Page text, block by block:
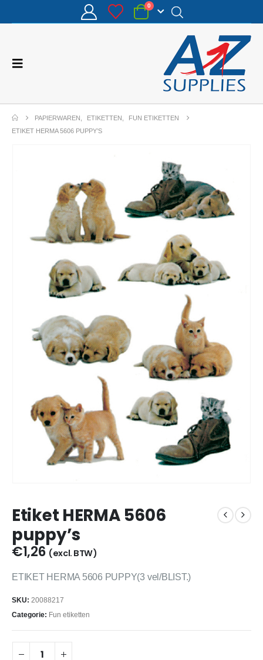
0
PAPIERWAREN ETIKETTEN
FUN ETIKETTEN
ETIKET HERMA 5606 PUPPY’S
Etiket HERMA 5606
puppy’s
€1,26 (excl. BTW)
ETIKET HERMA 5606 PUPPY(3 vel/BLIST.)
SKU: 20088217
Categorie: Fun etiketten